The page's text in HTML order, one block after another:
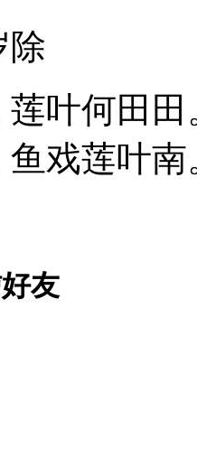
除
叶何田
戏莲叶南
友